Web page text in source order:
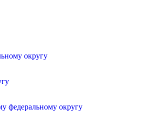
округу
федеральному округу